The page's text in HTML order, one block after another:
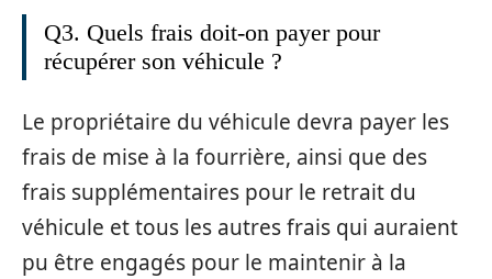
Q3. Quels frais doit-on payer pour
récupérer son véhicule ?
Le propriétaire du véhicule devra payer les
frais de mise à la fourrière, ainsi que des
frais supplémentaires pour le retrait du
véhicule et tous les autres frais qui auraient
pu être engagés pour le maintenir à la